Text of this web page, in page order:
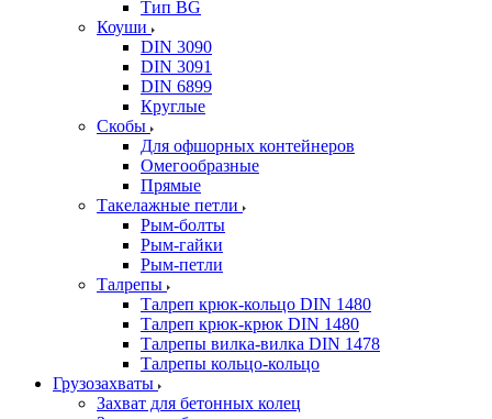
Тип BG
Коуши
DIN 3090
DIN 3091
DIN 6899
Круглые
Скобы
Для офшорных контейнеров
Омегообразные
Прямые
Такелажные петли
Рым-болты
Рым-гайки
Рым-петли
Талрепы
Талреп крюк-кольцо DIN 1480
Талреп крюк-крюк DIN 1480
Талрепы вилка-вилка DIN 1478
Талрепы кольцо-кольцо
Грузозахваты
Захват для бетонных колец